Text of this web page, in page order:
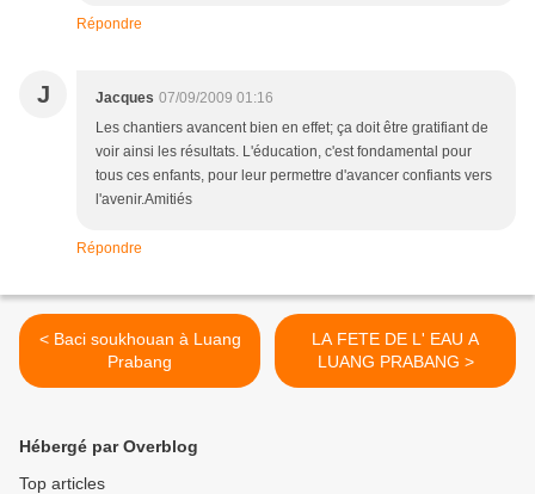
Répondre
J Jacques 07/09/2009 01:16
Les chantiers avancent bien en effet; ça doit être gratifiant de
voir ainsi les résultats. L'éducation, c'est fondamental pour
tous ces enfants, pour leur permettre d'avancer confiants vers
l'avenir.Amitiés
Répondre
< Baci soukhouan à Luang
Prabang
LA FETE DE L' EAU A
LUANG PRABANG >
Hébergé par Overblog
Top articles